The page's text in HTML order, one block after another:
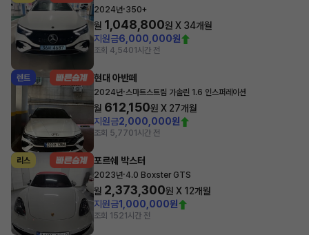
2024년·350+
월 1,048,800원 X 34개월
지원금6,000,000원
조회 4,5401시간 전
렌트 현대 아반떼
2024년·스마트스트림 가솔린 1.6 인스퍼레이션
월 612,150원 X 27개월
지원금2,000,000원
조회 5,7701시간 전
리스 포르쉐 박스터
2023년·4.0 Boxster GTS
월 2,373,300원 X 12개월
지원금1,000,000원
조회 1521시간 전